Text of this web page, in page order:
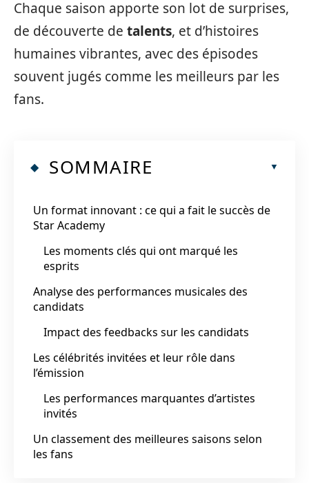
Chaque saison apporte son lot de surprises,
de découverte de talents, et d’histoires
humaines vibrantes, avec des épisodes
souvent jugés comme les meilleurs par les
fans.
SOMMAIRE
Un format innovant : ce qui a fait le succès de
Star Academy
Les moments clés qui ont marqué les
esprits
Analyse des performances musicales des
candidats
Impact des feedbacks sur les candidats
Les célébrités invitées et leur rôle dans
l’émission
Les performances marquantes d’artistes
invités
Un classement des meilleures saisons selon
les fans